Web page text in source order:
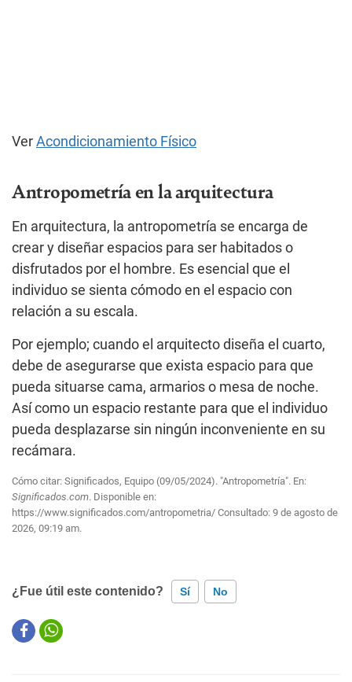
Ver Acondicionamiento Físico
Antropometría en la arquitectura
En arquitectura, la antropometría se encarga de
crear y diseñar espacios para ser habitados o
disfrutados por el hombre. Es esencial que el
individuo se sienta cómodo en el espacio con
relación a su escala.
Por ejemplo; cuando el arquitecto diseña el cuarto,
debe de asegurarse que exista espacio para que
pueda situarse cama, armarios o mesa de noche.
Así como un espacio restante para que el individuo
pueda desplazarse sin ningún inconveniente en su
recámara.
Cómo citar: Significados, Equipo (09/05/2024). "Antropometría". En:
Significados.com. Disponible en:
https://www.significados.com/antropometria/ Consultado: 9 de agosto de
2026, 09:19 am.
¿Fue útil este contenido? Sí No
Este contenido contiene información incorrecta